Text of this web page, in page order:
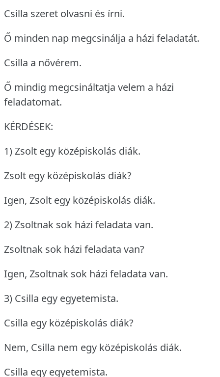
Csilla szeret olvasni és írni.
Ő minden nap megcsinálja a házi feladatát.
Csilla a nővérem.
Ő mindig megcsináltatja velem a házi
feladatomat.
KÉRDÉSEK:
1) Zsolt egy középiskolás diák.
Zsolt egy középiskolás diák?
Igen, Zsolt egy középiskolás diák.
2) Zsoltnak sok házi feladata van.
Zsoltnak sok házi feladata van?
Igen, Zsoltnak sok házi feladata van.
3) Csilla egy egyetemista.
Csilla egy középiskolás diák?
Nem, Csilla nem egy középiskolás diák.
Csilla egy egyetemista.